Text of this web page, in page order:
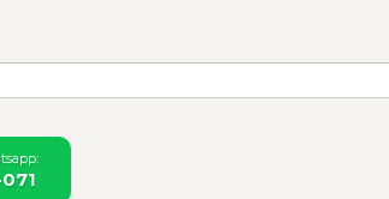
e Região